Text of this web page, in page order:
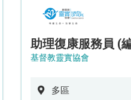
基督教靈實協會
多區